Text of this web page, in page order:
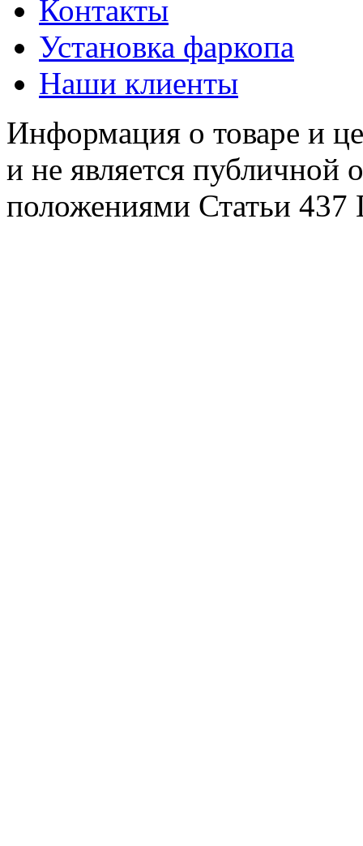
Контакты
Установка фаркопа
Наши клиенты
Информация о товаре и
и не является публичной
положениями Статьи 437